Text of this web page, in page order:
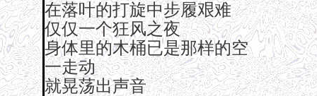
在落叶的打旋中步履艰难
仅仅一个狂风之夜
身体里的木桶已是那样的空
一走动
就晃荡出声音